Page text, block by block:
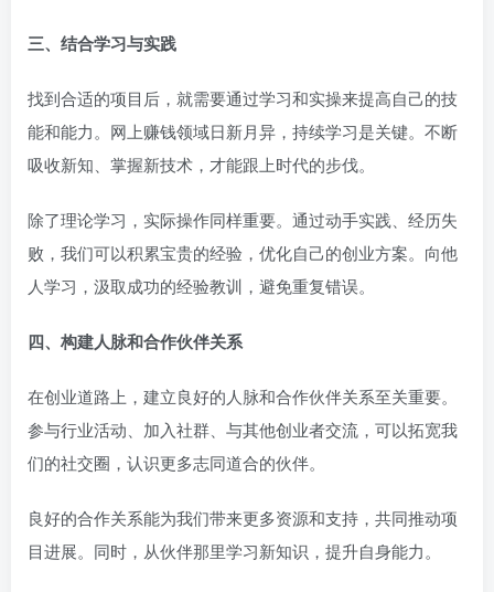
三、结合学习与实践
找到合适的项目后，就需要通过学习和实操来提高自己的技
能和能力。网上赚钱领域日新月异，持续学习是关键。不断
吸收新知、掌握新技术，才能跟上时代的步伐。
除了理论学习，实际操作同样重要。通过动手实践、经历失
败，我们可以积累宝贵的经验，优化自己的创业方案。向他
人学习，汲取成功的经验教训，避免重复错误。
四、构建人脉和合作伙伴关系
在创业道路上，建立良好的人脉和合作伙伴关系至关重要。
参与行业活动、加入社群、与其他创业者交流，可以拓宽我
们的社交圈，认识更多志同道合的伙伴。
良好的合作关系能为我们带来更多资源和支持，共同推动项
目进展。同时，从伙伴那里学习新知识，提升自身能力。